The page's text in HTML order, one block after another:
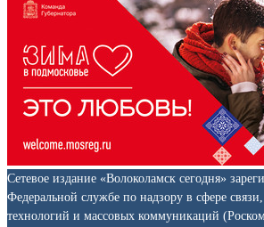
Сетевое издание «Волоколамск сегодня»
Федеральной службе по надзору в сфере
технологий и массовых коммуникаций